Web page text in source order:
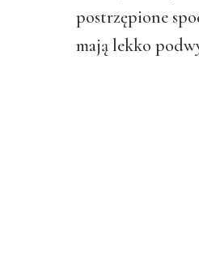
postrzępione
mają lekko